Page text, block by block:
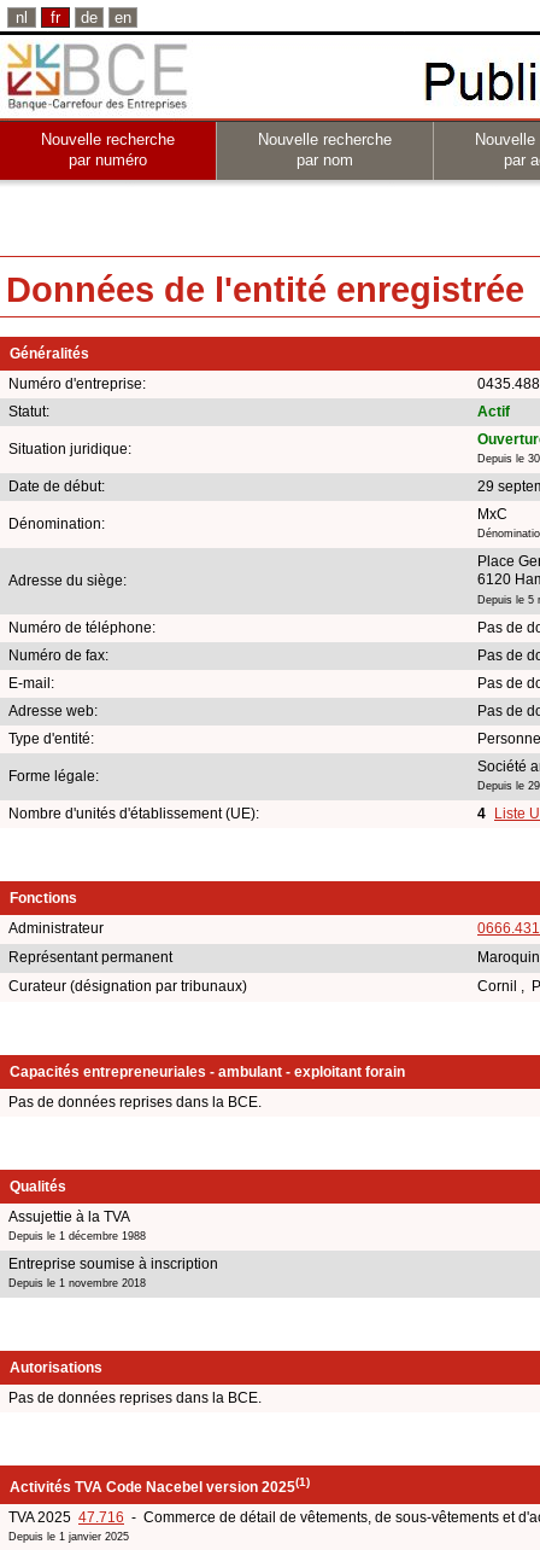
nl fr de en
Nouvelle recherche
par numéro
Nouvelle recherche
par nom
par
Données de l'entité enregistrée
Généralités
Numéro d'entreprise:
Statut:
Actif
Situation juridique:
Depuis le
Date de début: 29
Dénomination:
MxC
Adresse du siège:
Place
6120
Depuis le 5
Numéro de téléphone:
Pas de
Numéro de fax:
Pas de
E-mail:
Pas de
Adresse web:
Pas de
Type d'entité:
Forme légale:
Société
Depuis le
Nombre d'unités d'établissement (UE): 4 Liste
Fonctions
Administrateur
Représentant permanent
Curateur (désignation par tribunaux)
Cornil ,
Capacités entrepreneuriales - ambulant - exploitant forain
Pas de données reprises dans la BCE.
Qualités
Assujettie à la TVA
Depuis le 1 décembre 1988
Entreprise soumise à inscription
Depuis le 1 novembre 2018
Autorisations
Pas de données reprises dans la BCE.
Activités TVA Code Nacebel version 2025(1)
TVA 2025 47.716 - Commerce de détail de vêtements, de sous-vêtements et
Depuis le 1 janvier 2025